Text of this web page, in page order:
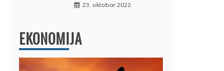
23. oktobar 2022.
EKONOMIJA